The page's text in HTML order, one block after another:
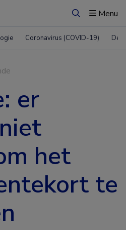
ZoekenMenu
Coronavirus (COVID-19)
er
het
te